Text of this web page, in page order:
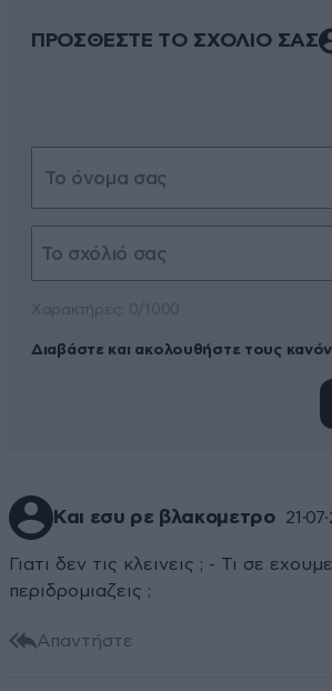
ΠΡΟΣΘΕΣΤΕ ΤΟ ΣΧΟΛΙΟ ΣΑΣ
Διαβάστε και ακολουθήστε τους
Και εσυ ρε βλακομετρο
Γιατι δεν τις κλεινεις ; - Τι σε
περιδρομιαζεις ;
Απαντήστε